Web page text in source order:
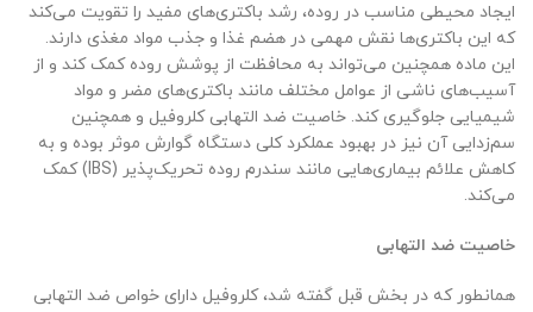
ایجاد محیطی مناسب در روده، رشد باکتری‌های مفید را تقویت می‌کند
که این باکتری‌ها نقش مهمی در هضم غذا و جذب مواد مغذی دارند.
این ماده همچنین می‌تواند به محافظت از پوشش روده کمک کند و از
آسیب‌های ناشی از عوامل مختلف مانند باکتری‌های مضر و مواد
شیمیایی جلوگیری کند. خاصیت ضد التهابی کلروفیل و همچنین
سم‌زدایی آن نیز در بهبود عملکرد کلی دستگاه گوارش موثر بوده و به
کاهش علائم بیماری‌هایی مانند سندرم روده تحریک‌پذیر (IBS) کمک
می‌کند.
خاصیت ضد التهابی
همانطور که در بخش قبل گفته شد، کلروفیل دارای خواص ضد التهابی